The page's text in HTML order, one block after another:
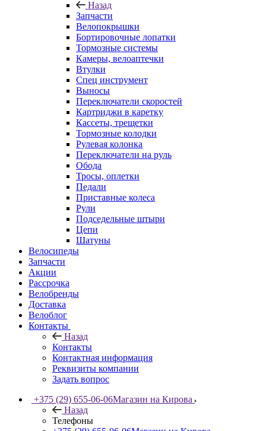
Назад
Запчасти
Велопокрышки
Бортировочные лопатки
Тормозные системы
Камеры, велоаптечки
Втулки
Спец инструмент
Выносы
Переключатели скоростей
Картриджи в каретку
Кассеты, трещетки
Тормозные колодки
Рулевая колонка
Переключатели на руль
Обода
Тросы, оплетки
Педали
Приставные колеса
Рули
Подседельные штыри
Цепи
Шатуны
Велосипеды
Запчасти
Акции
Рассрочка
Велобренды
Доставка
Велоблог
Контакты
Назад
Контакты
Контактная информация
Реквизиты компании
Задать вопрос
+375 (29) 655-06-06Магазин на Кирова
Назад
Телефоны